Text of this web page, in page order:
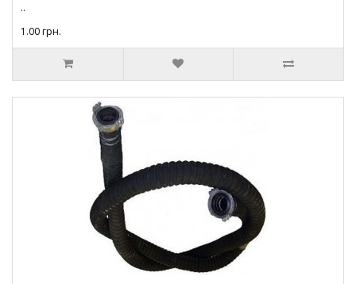
..
1.00 грн.